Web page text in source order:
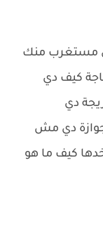
مستغرب منك
كيف دي
دي
دي مش
كيف ما هو